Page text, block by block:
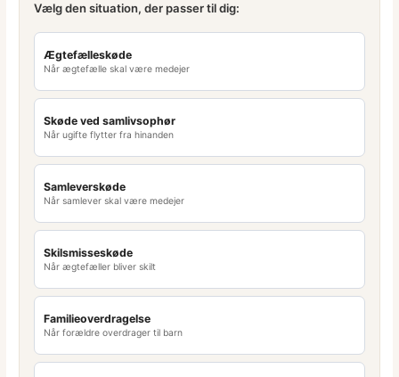
Vælg den situation, der passer til dig:
Ægtefælleskøde
Når ægtefælle skal være medejer
Skøde ved samlivsophør
Når ugifte flytter fra hinanden
Samleverskøde
Når samlever skal være medejer
Skilsmisseskøde
Når ægtefæller bliver skilt
Familieoverdragelse
Når forældre overdrager til barn